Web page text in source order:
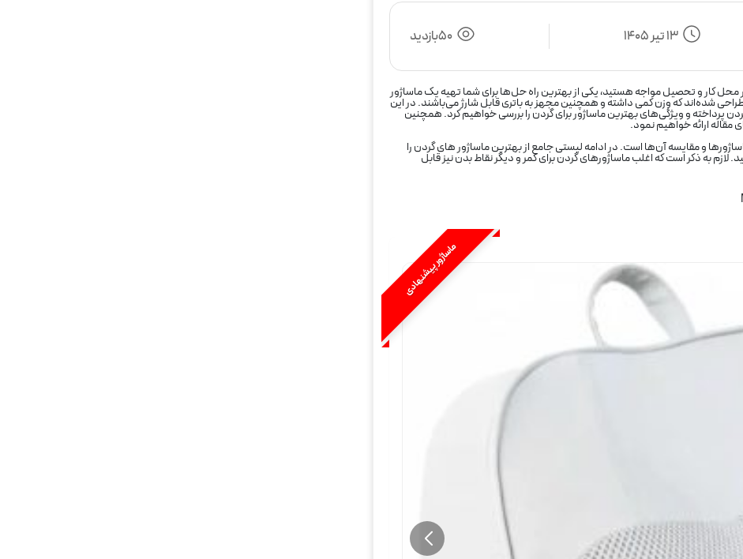
13 تیر 1405 50بازدید
محل کار و تحصیل مواجه هستید، یکی از بهترین راه حل‌ها برای شما تهیه یک ماساژور
شده‌اند که وزن کمی داشته و همچنین مجهز به باتری قابل شارژ می‌باشند. در این
پرداخته و ویژگی‌های بهترین ماساژور برای گردن را بررسی خواهیم کرد. همچنین
مقاله ارائه خواهیم نمود.
و مقایسه آن‌ها است. در ادامه لیستی جامع از بهترین ماساژور های گردن را
لازم به ذکر است که اغلب ماساژورهای گردن برای کمر و دیگر نقاط بدن نیز قابل
ماساژور پیشنهادی